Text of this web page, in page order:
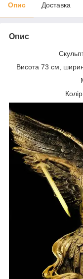
Опис Доставка
Опис
Висота 73 см,